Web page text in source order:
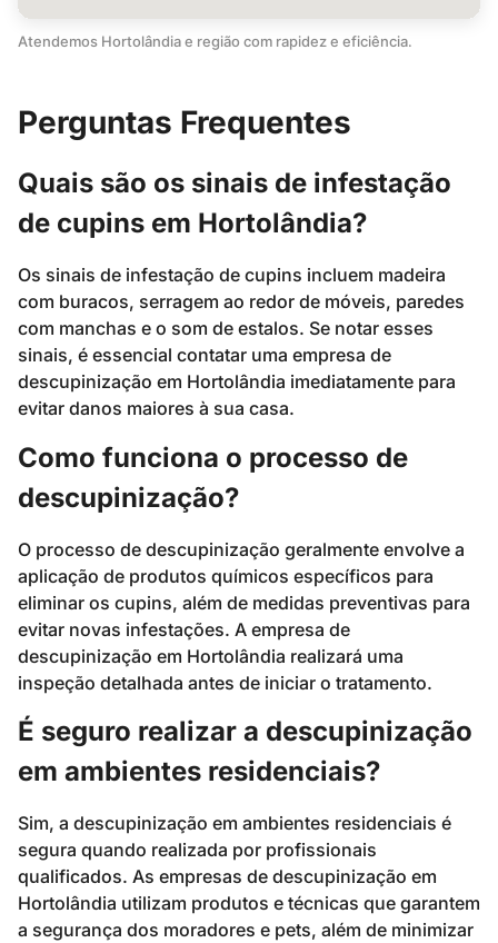
Atendemos Hortolândia e região com rapidez e eficiência.
Perguntas Frequentes
Quais são os sinais de infestação
de cupins em Hortolândia?
Os sinais de infestação de cupins incluem madeira
com buracos, serragem ao redor de móveis, paredes
com manchas e o som de estalos. Se notar esses
sinais, é essencial contatar uma empresa de
descupinização em Hortolândia imediatamente para
evitar danos maiores à sua casa.
Como funciona o processo de
descupinização?
O processo de descupinização geralmente envolve a
aplicação de produtos químicos específicos para
eliminar os cupins, além de medidas preventivas para
evitar novas infestações. A empresa de
descupinização em Hortolândia realizará uma
inspeção detalhada antes de iniciar o tratamento.
É seguro realizar a descupinização
em ambientes residenciais?
Sim, a descupinização em ambientes residenciais é
segura quando realizada por profissionais
qualificados. As empresas de descupinização em
Hortolândia utilizam produtos e técnicas que garantem
a segurança dos moradores e pets, além de minimizar